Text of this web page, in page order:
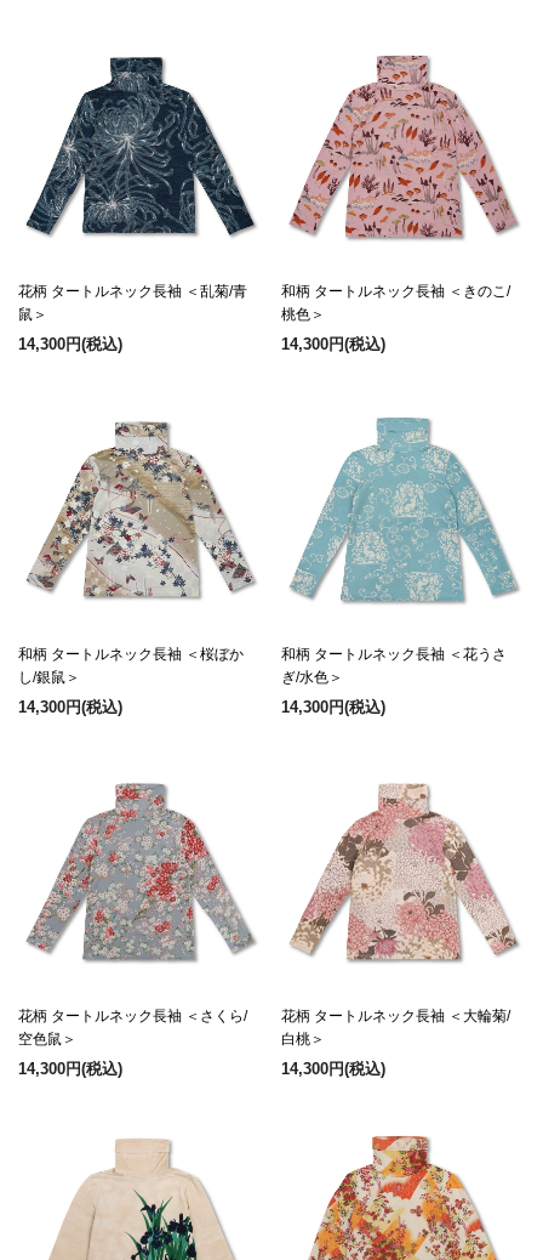
花柄 タートルネック長袖 ＜乱菊/青
鼠＞
14,300円(税込)
和柄 タートルネック長袖 ＜きのこ/
桃色＞
14,300円(税込)
和柄 タートルネック長袖 ＜桜ぼか
し/銀鼠＞
14,300円(税込)
和柄 タートルネック長袖 ＜花うさ
ぎ/水色＞
14,300円(税込)
花柄 タートルネック長袖 ＜さくら/
空色鼠＞
14,300円(税込)
花柄 タートルネック長袖 ＜大輪菊/
白桃＞
14,300円(税込)